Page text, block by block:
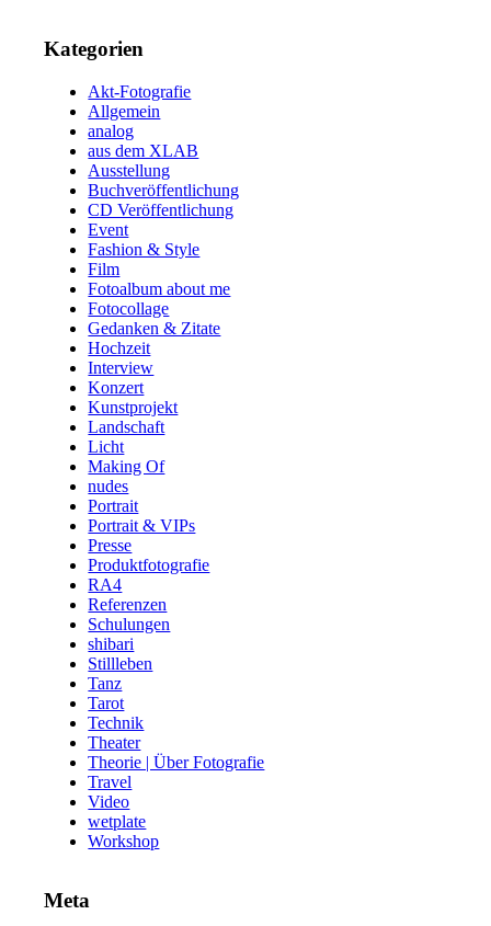
Kategorien
Akt-Fotografie
Allgemein
analog
aus dem XLAB
Ausstellung
Buchveröffentlichung
CD Veröffentlichung
Event
Fashion & Style
Film
Fotoalbum about me
Fotocollage
Gedanken & Zitate
Hochzeit
Interview
Konzert
Kunstprojekt
Landschaft
Licht
Making Of
nudes
Portrait
Portrait & VIPs
Presse
Produktfotografie
RA4
Referenzen
Schulungen
shibari
Stillleben
Tanz
Tarot
Technik
Theater
Theorie | Über Fotografie
Travel
Video
wetplate
Workshop
Meta